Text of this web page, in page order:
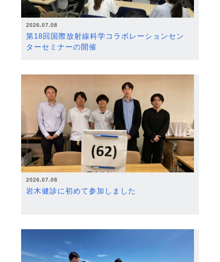
2026.07.08
第18回国際放射線科学コラボレーションセン
ターセミナーの開催
2026.07.08
岩木健診に初めて参加しました